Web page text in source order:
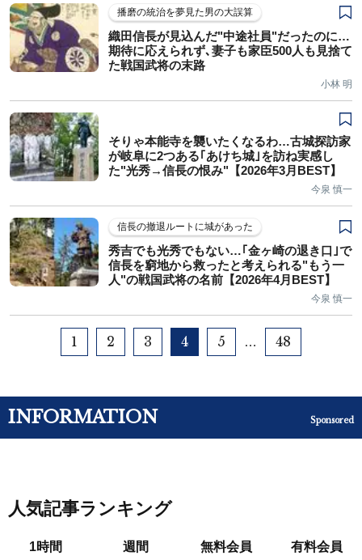
播磨の統治を夢見た男の大誤算
織田信長が見込んだ"中途社員"だったのに…
期待に応えられず､妻子も家臣500人も見捨て
た戦国武将の末路
小林 明
そりゃ本能寺を襲いたくなるわ…古城探訪家
が岐阜に2つある｢あけち城｣を訪ね実感し
た"光秀→信長の恨み"【2026年3月BEST】
今泉 慎一
信長の撤退ルートに城があった
秀吉でも光秀でもない…｢金ヶ崎の退き口｣で
信長を窮地から救ったと考えられる"もう一
人"の戦国武将の名前【2026年4月BEST】
今泉 慎一
1 2 3 4 5 … 48
INFORMATION Sponsored
人気記事ランキング
1時間 週間 無料会員 有料会員